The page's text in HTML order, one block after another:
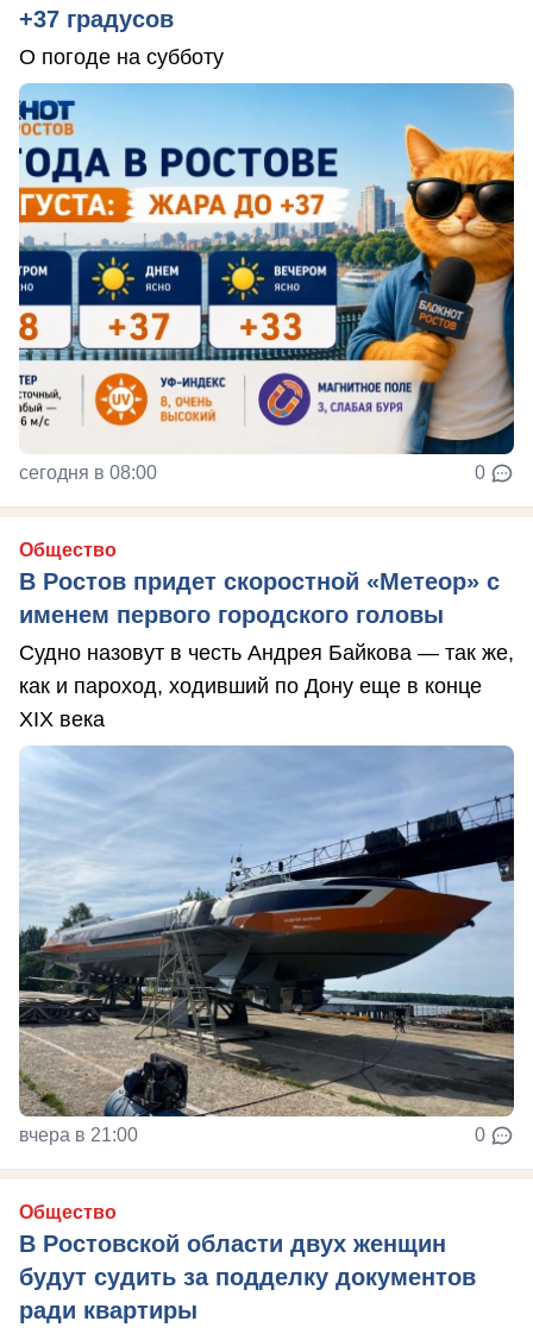
+37 градусов
О погоде на субботу
сегодня в 08:00 0
Общество
В Ростов придет скоростной «Метеор» с
именем первого городского головы
Судно назовут в честь Андрея Байкова — так же,
как и пароход, ходивший по Дону еще в конце
XIX века
вчера в 21:00 0
Общество
В Ростовской области двух женщин
будут судить за подделку документов
ради квартиры